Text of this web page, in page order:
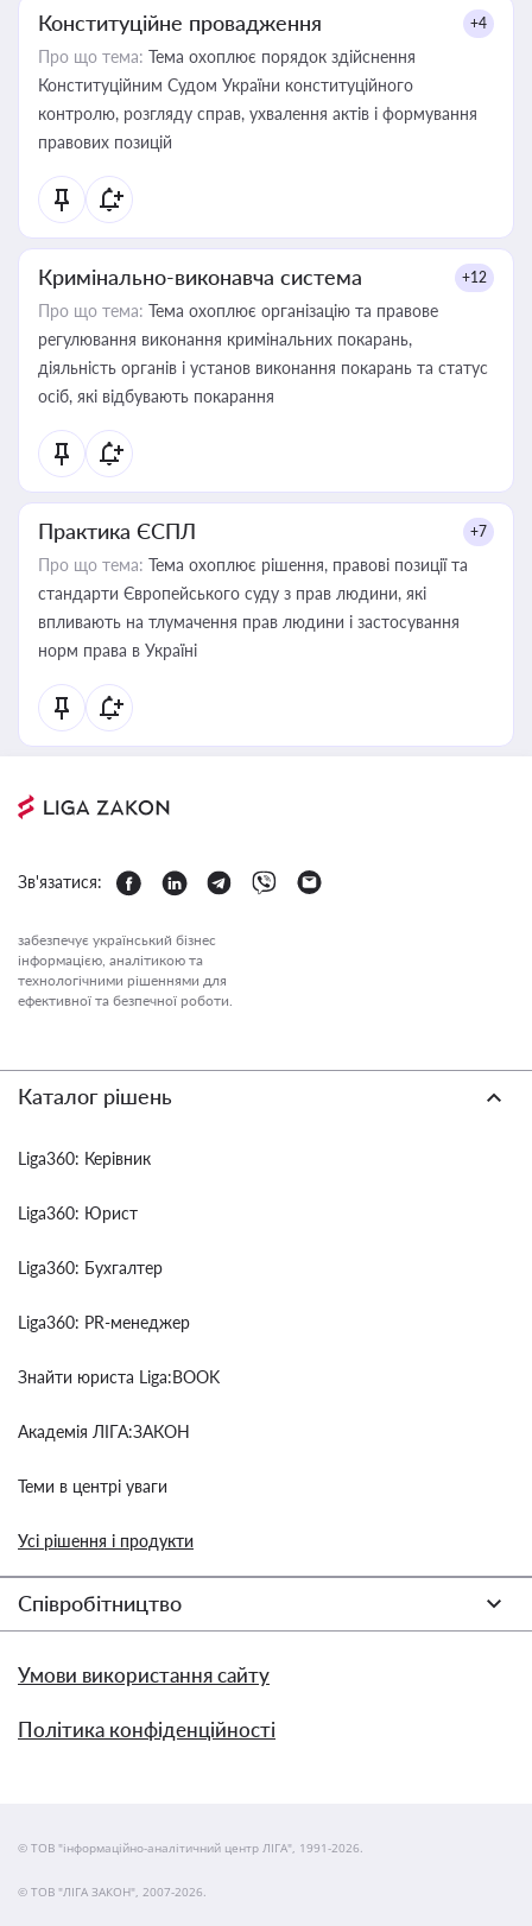
Конституційне провадження +4
Про що тема: Тема охоплює порядок здійснення
Конституційним Судом України конституційного
контролю, розгляду справ, ухвалення актів і формування
правових позицій
Кримінально-виконавча система +12
Про що тема: Тема охоплює організацію та правове
регулювання виконання кримінальних покарань,
діяльність органів і установ виконання покарань та статус
осіб, які відбувають покарання
Практика ЄСПЛ +7
Про що тема: Тема охоплює рішення, правові позиції та
стандарти Європейського суду з прав людини, які
впливають на тлумачення прав людини і застосування
норм права в Україні
Зв'язатися:
забезпечує український бізнес
інформацією, аналітикою та
технологічними рішеннями для
ефективної та безпечної роботи.
Каталог рішень
Liga360: Керівник
Liga360: Юрист
Liga360: Бухгалтер
Liga360: PR-менеджер
Знайти юриста Liga:BOOK
Академія ЛІГА:ЗАКОН
Теми в центрі уваги
Усі рішення і продукти
Співробітництво
Умови використання сайту
Політика конфіденційності
© ТОВ "інформаційно-аналітичний центр ЛІГА", 1991-2026.
© ТОВ "ЛІГА ЗАКОН", 2007-2026.